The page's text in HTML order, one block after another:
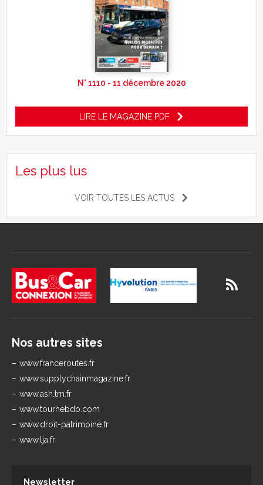
N° 1110 - 11 décembre 2020
LIRE LE MAGAZINE PDF
Les plus lus
VOIR TOUTES LES ACTUS
Nos autres sites
www.franceroutes.fr
www.supplychainmagazine.fr
www.ash.tm.fr
www.tourhebdo.com
www.droit-patrimoine.fr
www.lja.fr
Newsletter